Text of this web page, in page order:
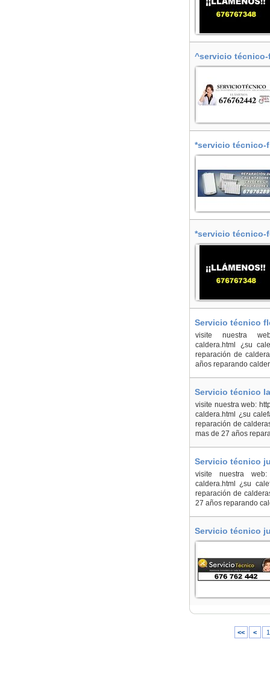
^servicio técnico-
*servicio técnico-
*servicio técnico-
Servicio técnico
visite nuestra web:
caldera.html ¿su
reparación de
años reparando
Servicio técnico
visite nuestra web:
caldera.html ¿su
reparación de
mas de 27 años
Servicio técnico
visite nuestra web:
caldera.html ¿su
reparación de
27 años reparando
Servicio técnico
<< < 1